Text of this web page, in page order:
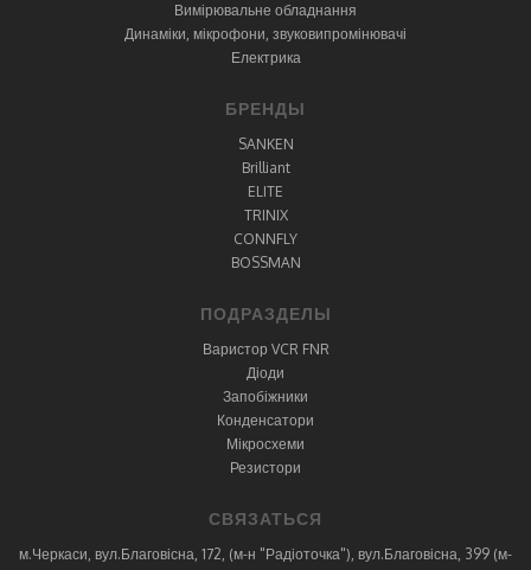
Вимірювальне обладнання
Динаміки, мікрофони, звуковипромінювачі
Електрика
БРЕНДЫ
SANKEN
Brilliant
ELITE
TRINIX
CONNFLY
BOSSMAN
ПОДРАЗДЕЛЫ
Варистор VCR FNR
Діоди
Запобіжники
Конденсатори
Мікросхеми
Резистори
СВЯЗАТЬСЯ
м.Черкаси, вул.Благовісна, 172, (м-н "Радіоточка"), вул.Благовісна, 399 (м-